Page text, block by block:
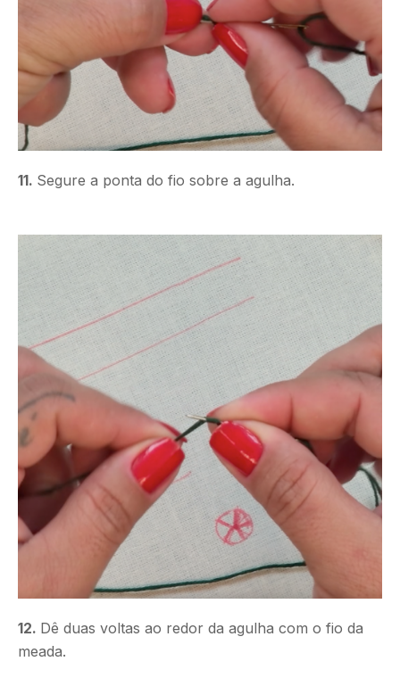
11. Segure a ponta do fio sobre a agulha.
12. Dê duas voltas ao redor da agulha com o fio da
meada.